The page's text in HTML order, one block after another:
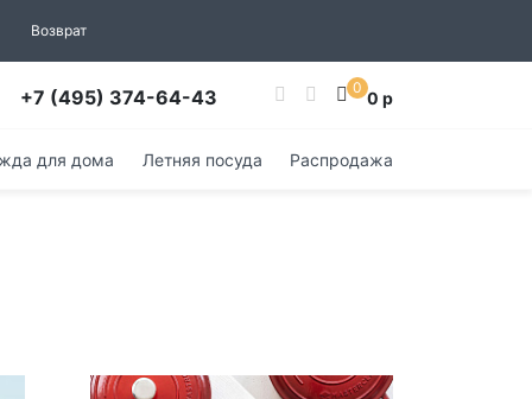
Возврат
+7 (495) 374-64-43 0 0 р
для дома Летняя посуда Распродажа